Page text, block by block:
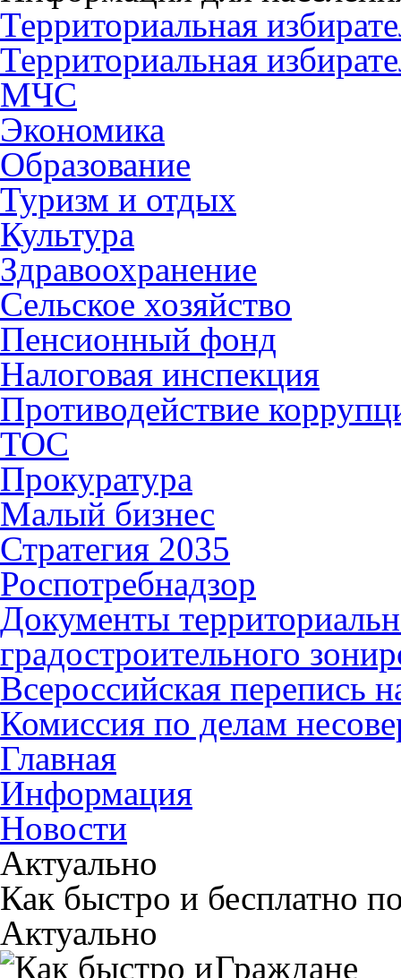
Территориальная
Территориальная
МЧС
Экономика
Образование
Туризм и отдых
Культура
Здравоохранение
Сельское хозяйство
Пенсионный фонд
Налоговая инспекция
Противодействие
ТОС
Прокуратура
Малый бизнес
Стратегия 2035
Роспотребнадзор
Документы
градостроительного
Всероссийская перепись
Комиссия по делам
Главная
Информация
Новости
Актуально
Как быстро и бесплатно
Актуально